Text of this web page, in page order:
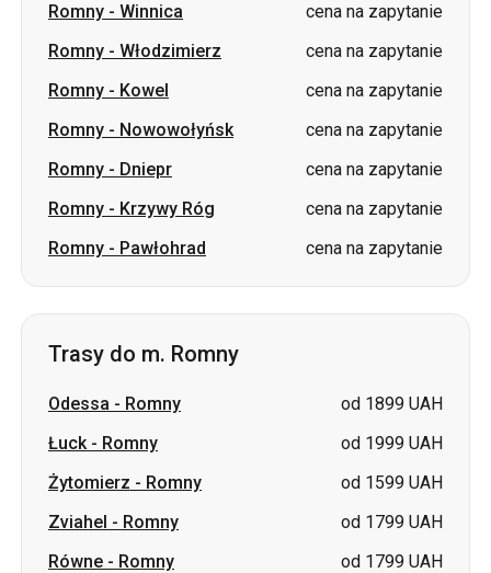
Romny - Winnica
cena na zapytanie
Romny - Włodzimierz
cena na zapytanie
Romny - Kowel
cena na zapytanie
Romny - Nowowołyńsk
cena na zapytanie
Romny - Dniepr
cena na zapytanie
Romny - Krzywy Róg
cena na zapytanie
Romny - Pawłohrad cena na zapytanie
Trasy do m. Romny
Odessa - Romny
od 1899 UAH
Łuck- Romny
od 1999 UAH
Żytomierz - Romny
od 1599 UAH
Zviahel - Romny
od 1799 UAH
Równe - Romny
od 1799 UAH